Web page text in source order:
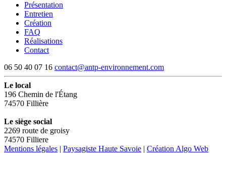
Présentation
Entretien
Création
FAQ
Réalisations
Contact
06 50 40 07 16 contact@antp-environnement.com
Le local
196 Chemin de l'Étang
74570 Fillière
Le siège social
2269 route de groisy
74570 Filliere
Mentions légales | Paysagiste Haute Savoie | Création Algo Web